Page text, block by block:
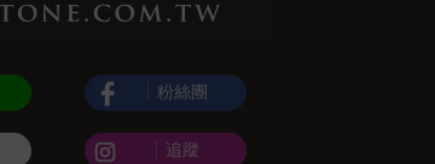
粉絲團
追蹤